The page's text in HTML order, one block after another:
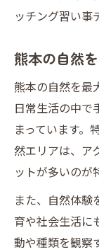
ッチング習い事
熊本の自然
熊本の自然を最
日常生活の中で
まっています。
然エリアは、ア
ットが多いのが
また、自然体験
育や社会生活に
動や種類を観察